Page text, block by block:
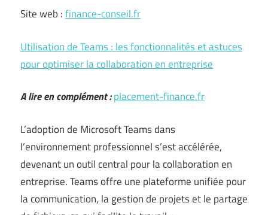
Site web :finance-conseil.fr
Utilisation de Teams : les fonctionnalités et astuces
pour optimiser la collaboration en entreprise
A lire en complément :placement-finance.fr
L’adoption de Microsoft Teams dans
l’environnement professionnel s’est accélérée,
devenant un outil central pour la collaboration en
entreprise. Teams offre une plateforme unifiée pour
la communication, la gestion de projets et le partage